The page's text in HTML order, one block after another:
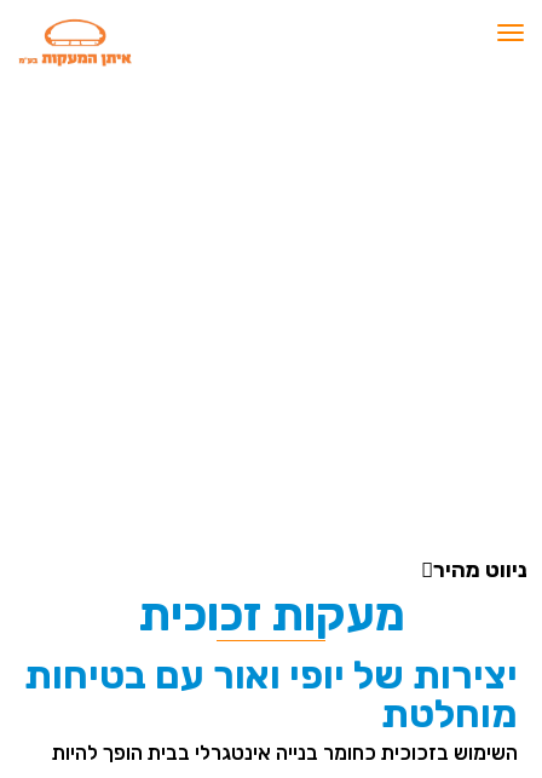
תפריט
ניווט מהיר
מעקות זכוכית
יצירות של יופי ואור עם בטיחות
מוחלטת
השימוש בזכוכית כחומר בנייה אינטגרלי בבית הופך להיות